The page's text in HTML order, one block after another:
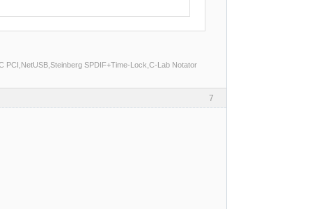
PCI,NetUSB,Steinberg SPDIF+Time-Lock,C-Lab Notator
7